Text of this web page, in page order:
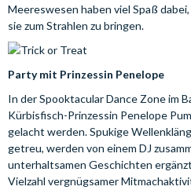
Meereswesen haben viel Spaß
sie zum Strahlen zu bringen.
Party mit Prinzessin Penelope
In der Spooktacular Dance Zone im
Kürbisfisch-Prinzessin Penelope
gelacht werden. Spukige
getreu, werden von einem DJ
unterhaltsamen Geschichten
Vielzahl vergnügsamer